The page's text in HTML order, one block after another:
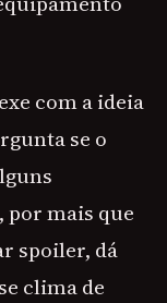
com a ideia
se o
por mais que
spoiler, dá
clima de